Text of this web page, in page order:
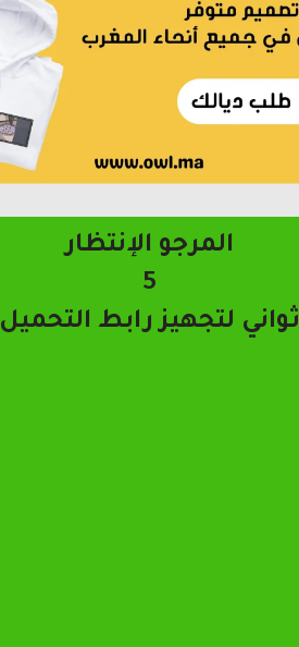
المرجو الإنتظار
4
ثواني لتجهيز رابط التحميل